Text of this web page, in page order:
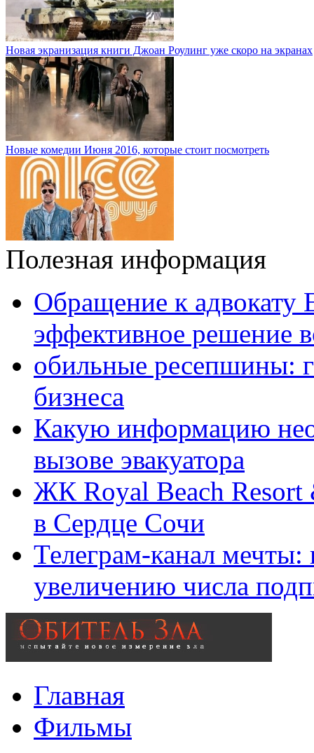
Новая экранизация книги Джоан Роулинг уже скоро на экранах
Новые комедии Июня 2016, которые стоит посмотреть
Полезная информация
Обращение к адвокату
эффективное решение
обильные ресепшины:
бизнеса
Какую информацию
вызове эвакуатора
ЖК Royal Beach
в Сердце Сочи
Телеграм-канал мечты:
увеличению числа
Главная
Фильмы